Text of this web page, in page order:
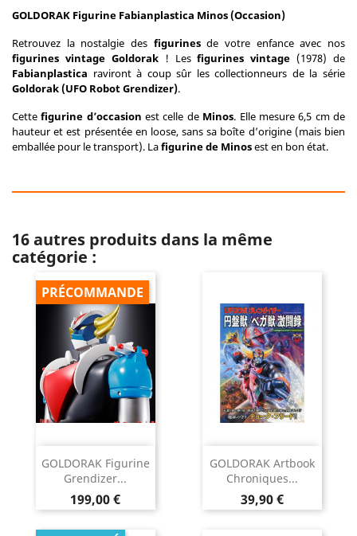
GOLDORAK Figurine Fabianplastica Minos (Occasion)
Retrouvez la nostalgie des figurinesde votre enfance avec nos
figurines vintage Goldorak! Lesfigurines vintage (1978) de
Fabianplastica raviront à coup sûr les collectionneurs de la série
Goldorak (UFO Robot Grendizer).
Cettefigurine d’occasion est celle de Minos. Elle mesure 6,5 cm de
hauteur et est présentée en loose, sans sa boîte d’origine (mais bien
emballée pour le transport). Lafigurine de Minosest en bon état.
16 autres produits dans la même
catégorie :
GOLDORAK Figurine
Grendizer...
Prix
199,00 €
PRÉCOMMANDE
GOLDORAK Artbook
Chroniques...
Prix
39,90 €